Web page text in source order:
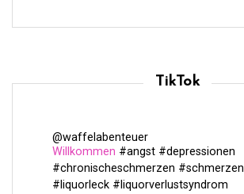
TikTok
@waffelabenteuer
Willkommen #angst #depressionen
#chronischeschmerzen #schmerzen
#liquorleck #liquorverlustsyndrom